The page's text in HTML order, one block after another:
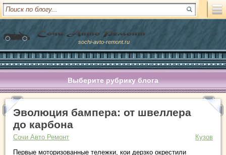
sochi-avto-remont.ru
Выберите рубрику блога
Эволюция бампера: от швеллера
до карбона
Сочи Авто Ремонт
Кузов
Первые моторизованные тележки, кои дерзко окрестили